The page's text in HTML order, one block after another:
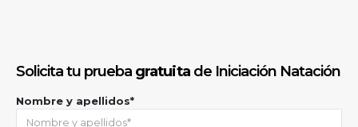
Solicita tu prueba gratuitade Iniciación Natación
Nombre y apellidos*